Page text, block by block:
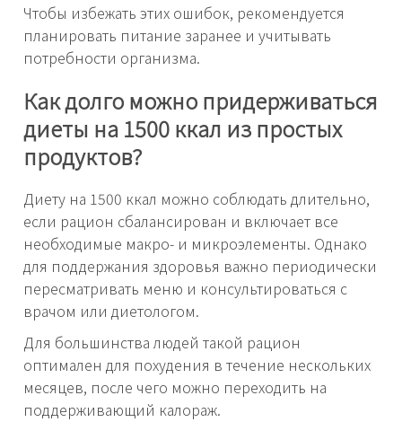
Чтобы избежать этих ошибок, рекомендуется
планировать питание заранее и учитывать
потребности организма.
Как долго можно придерживаться
диеты на 1500 ккал из простых
продуктов?
Диету на 1500 ккал можно соблюдать длительно,
если рацион сбалансирован и включает все
необходимые макро- и микроэлементы. Однако
для поддержания здоровья важно периодически
пересматривать меню и консультироваться с
врачом или диетологом.
Для большинства людей такой рацион
оптимален для похудения в течение нескольких
месяцев, после чего можно переходить на
поддерживающий калораж.